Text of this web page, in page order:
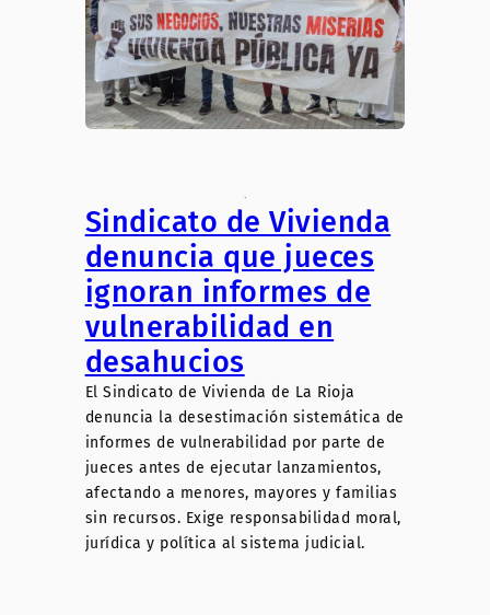
.
Sindicato de Vivienda
denuncia que jueces
ignoran informes de
vulnerabilidad en
desahucios
El Sindicato de Vivienda de La Rioja
denuncia la desestimación sistemática de
informes de vulnerabilidad por parte de
jueces antes de ejecutar lanzamientos,
afectando a menores, mayores y familias
sin recursos. Exige responsabilidad moral,
jurídica y política al sistema judicial.